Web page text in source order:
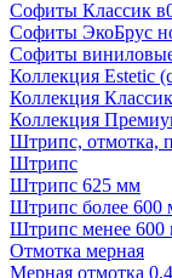
Софиты Классик
Софиты ЭкоБрус
Софиты
Коллекция Estetic
Коллекция
Коллекция
Штрипс, отмотка,
Штрипс
Штрипс 625 мм
Штрипс более 600
Штрипс менее 600
Отмотка мерная
Мерная отмотка